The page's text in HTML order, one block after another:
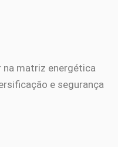
na matriz energética
e segurança